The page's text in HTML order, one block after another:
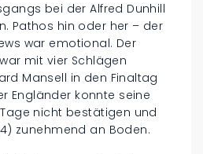
bei der Alfred Dunhill
Pathos hin oder her – der
war emotional. Der
mit vier Schlägen
Mansell in den Finaltag
Engländer konnte seine
nicht bestätigen und
zunehmend an Boden.